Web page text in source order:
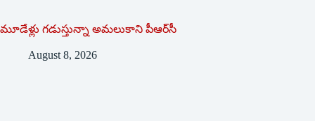
మూడేళ్లు గ‌డుస్తున్నా అమ‌లుకాని పీఆర్‌సీ
August 8, 2026